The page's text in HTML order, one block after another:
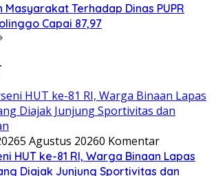
Masyarakat Terhadap Dinas PUPR
Capai 87,97
5 Agustus 20260 Komentar
HUT ke-81 RI, Warga Binaan Lapas
Diajak Junjung Sportivitas dan